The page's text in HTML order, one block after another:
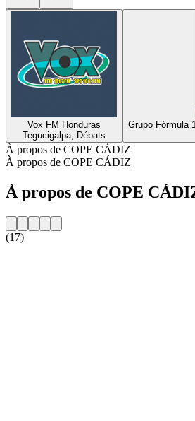
Vox FM Honduras
Tegucigalpa, Débats
Grupo Fórmula
À propos de COPE CÁDIZ
À propos de COPE CÁDIZ
À propos de COPE
(17)